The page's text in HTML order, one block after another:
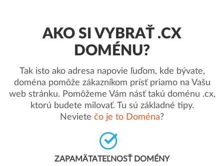
AKO SI VYBRAŤ .CX
DOMÉNU?
Tak isto ako adresa napovie ľuďom, kde bývate,
doména pomôže zákazníkom prísť priamo na Vašu
web stránku. Pomôžeme Vám násť takú doménu .cx,
ktorú budete milovať. Tu sú základné tipy.
Neviete čo je to Doména?
ZAPAMÄTATEĽNOSŤ DOMÉNY